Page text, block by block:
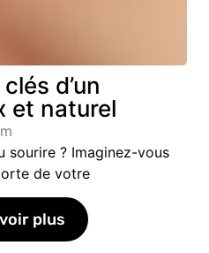
d’un
et naturel
sourire ? Imaginez-vous
de votre
plus